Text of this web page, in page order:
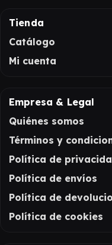
Tienda
Catálogo
Mi cuenta
Empresa & Legal
Quiénes somos
Términos y
Política de
Política de envíos
Política de
Política de cookies